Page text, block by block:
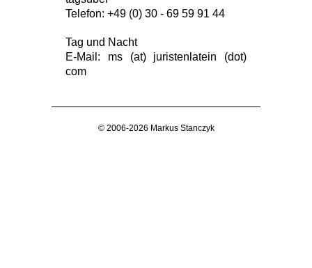
Telefon: +49 (0) 30 - 69 59 91 44
Tag und Nacht
E-Mail: ms (at) juristenlatein (dot)
com
© 2006-2026 Markus Stanczyk